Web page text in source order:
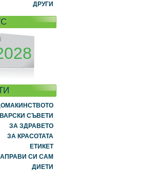
ДРУГИ
СЪВЕТИ
ЗА ЗДРАВЕТО
ЗА КРАСОТАТА
ЕТИКЕТ
СИ САМ
ДИЕТИ